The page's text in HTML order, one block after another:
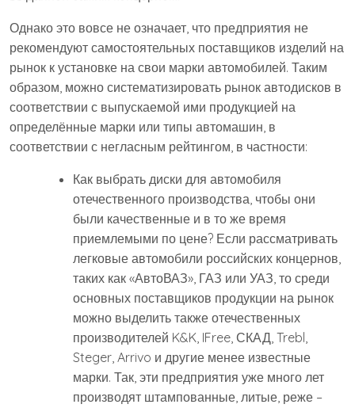
Однако это вовсе не означает, что предприятия не
рекомендуют самостоятельных поставщиков изделий на
рынок к установке на свои марки автомобилей. Таким
образом, можно систематизировать рынок автодисков в
соответствии с выпускаемой ими продукцией на
определённые марки или типы автомашин, в
соответствии с негласным рейтингом, в частности:
Как выбрать диски для автомобиля
отечественного производства, чтобы они
были качественные и в то же время
приемлемыми по цене? Если рассматривать
легковые автомобили российских концернов,
таких как «АвтоВАЗ», ГАЗ или УАЗ, то среди
основных поставщиков продукции на рынок
можно выделить также отечественных
производителей K&K, IFree, СКАД, Trebl,
Steger, Arrivo и другие менее известные
марки. Так, эти предприятия уже много лет
производят штампованные, литые, реже –